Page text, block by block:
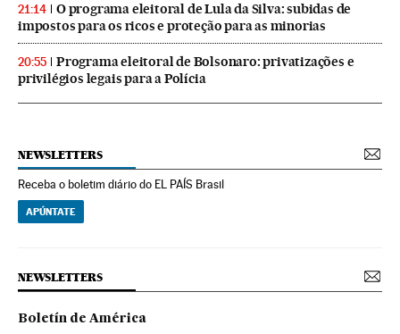
21:14
O programa eleitoral de Lula da Silva: subidas de
impostos para os ricos e proteção para as minorias
20:55
Programa eleitoral de Bolsonaro: privatizações e
privilégios legais para a Polícia
NEWSLETTERS
Receba o boletim diário do EL PAÍS Brasil
APÚNTATE
NEWSLETTERS
Boletín de América